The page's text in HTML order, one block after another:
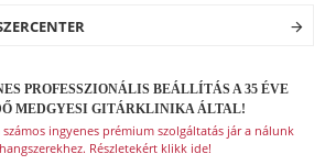
PROFESSZIONÁLIS BEÁLLÍTÁS A 35 ÉVE
MEDGYESI GITÁRKLINIKA ÁLTAL!
számos ingyenes prémium szolgáltatás jár a nálunk
Részletekért klikk ide!